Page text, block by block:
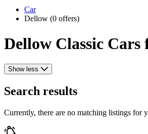
Car
Dellow (0 offers)
Dellow Classic Cars
Show less
Search results
Currently, there are no matching listings for